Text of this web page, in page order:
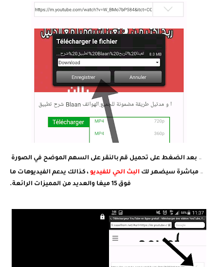
بعد الضغط على تحميل قم بالنقر على السهم الموضح في الصورة
مباشرة سيضهر لك البث الحي للفيديو، كذالك يدعم الفيديوهات ما
فوق 15 ميغا والعديد من المميزات الرائعة.